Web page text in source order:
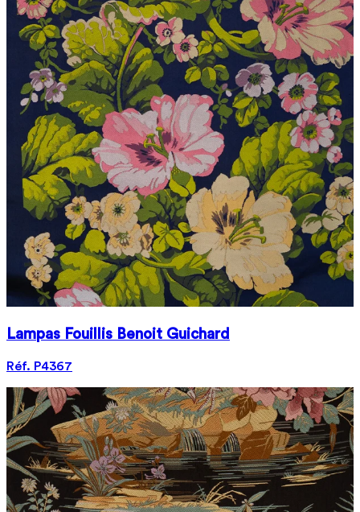
Lampas Fouillis Benoit Guichard
Réf. P4367